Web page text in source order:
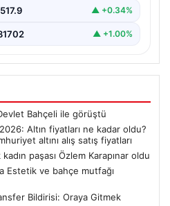
▲ +0.34%
▲ +1.00%
Bahçeli ile görüştü
Altın fiyatları ne kadar oldu?
altını alış satış fiyatları
paşası Özlem Karapınar oldu
Estetik ve bahçe mutfağı
Bildirisi: Oraya Gitmek